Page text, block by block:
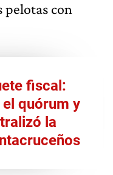
pelotas con
fiscal:
quórum y
la